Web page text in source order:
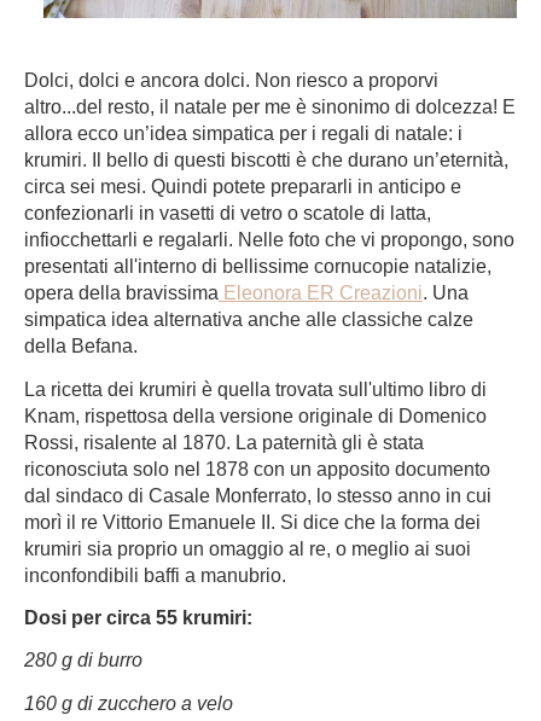
Dolci, dolci e ancora dolci. Non riesco a proporvi
altro...del resto, il natale per me è sinonimo di dolcezza! E
allora ecco un’idea simpatica per i regali di natale: i
krumiri. Il bello di questi biscotti è che durano un’eternità,
circa sei mesi. Quindi potete prepararli in anticipo e
confezionarli in vasetti di vetro o scatole di latta,
infiocchettarli e regalarli. Nelle foto che vi propongo, sono
presentati all'interno di bellissime cornucopie natalizie,
opera della bravissima Eleonora ER Creazioni. Una
simpatica idea alternativa anche alle classiche calze
della Befana.
La ricetta dei krumiri è quella trovata sull'ultimo libro di
Knam, rispettosa della versione originale di Domenico
Rossi, risalente al 1870. La paternità gli è stata
riconosciuta solo nel 1878 con un apposito documento
dal sindaco di Casale Monferrato, lo stesso anno in cui
morì il re Vittorio Emanuele II. Si dice che la forma dei
krumiri sia proprio un omaggio al re, o meglio ai suoi
inconfondibili baffi a manubrio.
Dosi per circa 55 krumiri:
280 g di burro
160 g di zucchero a velo